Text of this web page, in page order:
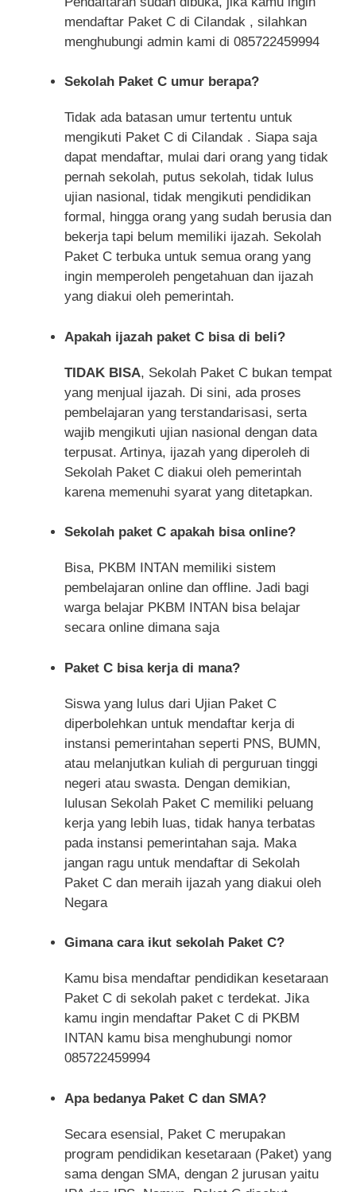
mendaftar Paket C di Cilandak , silahkan
menghubungi admin kami di 085722459994
Sekolah Paket C umur berapa?
Tidak ada batasan umur tertentu untuk
mengikuti Paket C di Cilandak . Siapa saja
dapat mendaftar, mulai dari orang yang tidak
pernah sekolah, putus sekolah, tidak lulus
ujian nasional, tidak mengikuti pendidikan
formal, hingga orang yang sudah berusia dan
bekerja tapi belum memiliki ijazah. Sekolah
Paket C terbuka untuk semua orang yang
ingin memperoleh pengetahuan dan ijazah
yang diakui oleh pemerintah.
Apakah ijazah paket C bisa di beli?
TIDAK BISA, Sekolah Paket C bukan tempat
yang menjual ijazah. Di sini, ada proses
pembelajaran yang terstandarisasi, serta
wajib mengikuti ujian nasional dengan data
terpusat. Artinya, ijazah yang diperoleh di
Sekolah Paket C diakui oleh pemerintah
karena memenuhi syarat yang ditetapkan.
Sekolah paket C apakah bisa online?
Bisa, PKBM INTAN memiliki sistem
pembelajaran online dan offline. Jadi bagi
warga belajar PKBM INTAN bisa belajar
secara online dimana saja
Paket C bisa kerja di mana?
Siswa yang lulus dari Ujian Paket C
diperbolehkan untuk mendaftar kerja di
instansi pemerintahan seperti PNS, BUMN,
atau melanjutkan kuliah di perguruan tinggi
negeri atau swasta. Dengan demikian,
lulusan Sekolah Paket C memiliki peluang
kerja yang lebih luas, tidak hanya terbatas
pada instansi pemerintahan saja. Maka
jangan ragu untuk mendaftar di Sekolah
Paket C dan meraih ijazah yang diakui oleh
Negara
Gimana cara ikut sekolah Paket C?
Kamu bisa mendaftar pendidikan kesetaraan
Paket C di sekolah paket c terdekat. Jika
kamu ingin mendaftar Paket C di PKBM
INTAN kamu bisa menghubungi nomor
085722459994
Apa bedanya Paket C dan SMA?
Secara esensial, Paket C merupakan
program pendidikan kesetaraan (Paket) yang
sama dengan SMA, dengan 2 jurusan yaitu